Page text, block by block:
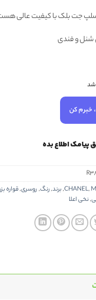
بود.
جت بلک با کیفیت عالی
شنل و فندی
خبرم کن
پیامک اطلاع بده
CHANEL,
,برند,رنگ,روسری,قواره
,نخی اعلا